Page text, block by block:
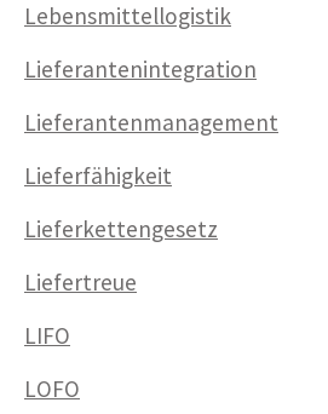
Lebensmittellogistik
Lieferantenintegration
Lieferantenmanagement
Lieferfähigkeit
Lieferkettengesetz
Liefertreue
LIFO
LOFO